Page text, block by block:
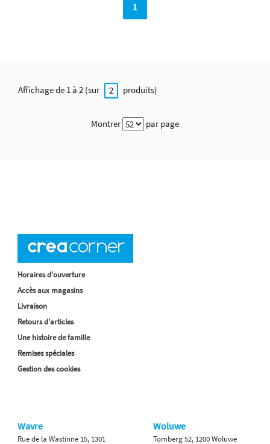
1
Affichage de 1 à 2 (sur 2 produits)
Montrer par page
Horaires d'ouverture
Accès aux magasins
Livraison
Retours d'articles
Une histoire de famille
Remises spéciales
Gestion des cookies
Wavre
Rue de la Wastinne 15, 1301
Woluwe
Tomberg 52, 1200 Woluwe